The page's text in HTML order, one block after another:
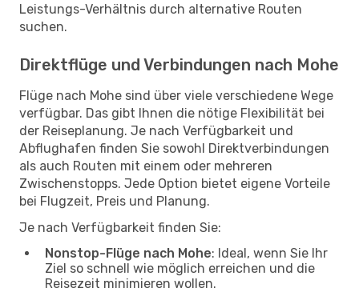
Leistungs-Verhältnis durch alternative Routen
suchen.
Direktflüge und Verbindungen nach Mohe
Flüge nach Mohe sind über viele verschiedene Wege
verfügbar. Das gibt Ihnen die nötige Flexibilität bei
der Reiseplanung. Je nach Verfügbarkeit und
Abflughafen finden Sie sowohl Direktverbindungen
als auch Routen mit einem oder mehreren
Zwischenstopps. Jede Option bietet eigene Vorteile
bei Flugzeit, Preis und Planung.
Je nach Verfügbarkeit finden Sie:
Nonstop-Flüge nach Mohe: Ideal, wenn Sie Ihr
Ziel so schnell wie möglich erreichen und die
Reisezeit minimieren wollen.